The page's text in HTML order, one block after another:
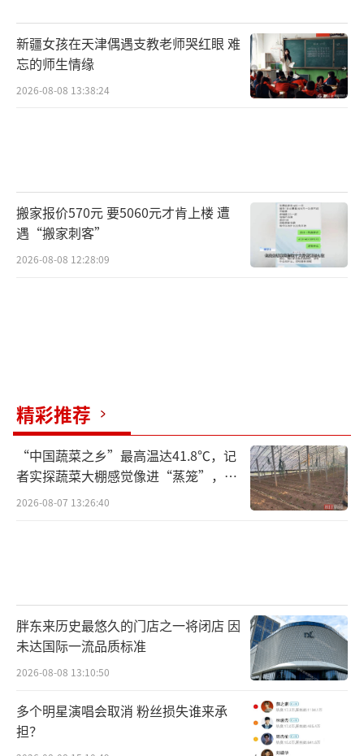
新疆女孩在天津偶遇支教老师哭红眼 难
忘的师生情缘
2026-08-08 13:38:24
搬家报价570元 要5060元才肯上楼 遭
遇“搬家刺客”
2026-08-08 12:28:09
精彩推荐
“中国蔬菜之乡”最高温达41.8℃，记
者实探蔬菜大棚感觉像进“蒸笼”，有
村民称只能凌晨两点起来干活
2026-08-07 13:26:40
胖东来历史最悠久的门店之一将闭店 因
未达国际一流品质标准
2026-08-08 13:10:50
多个明星演唱会取消 粉丝损失谁来承
担？